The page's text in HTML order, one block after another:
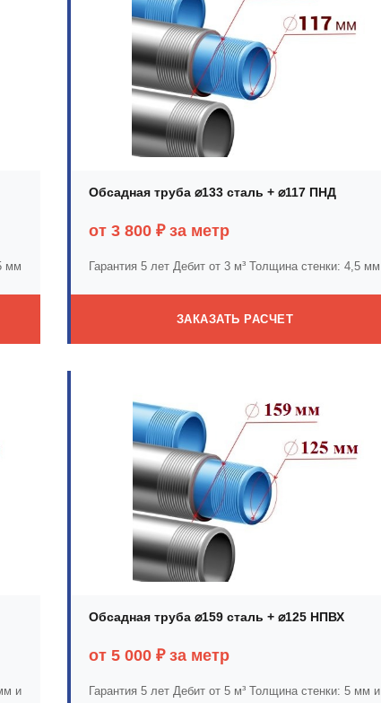
мм
Обсадная труба ⌀133 сталь + ⌀117 ПНД
от 3 800 ₽ за метр
Гарантия 5 лет Дебит от 3 м³ Толщина стенки: 4,5 мм
ЗАКАЗАТЬ РАСЧЕТ
и
Обсадная труба ⌀159 сталь + ⌀125 НПВХ
от 5 000 ₽ за метр
Гарантия 5 лет Дебит от 5 м³ Толщина стенки: 5 мм и